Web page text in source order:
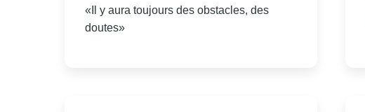
«Il y aura toujours des obstacles, des
doutes»